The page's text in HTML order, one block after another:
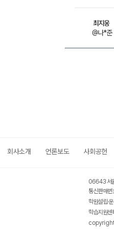
최지웅
@나*준
회사소개 언론보도 사회공헌
06643 서
통신판매
학원설립·
학습지원